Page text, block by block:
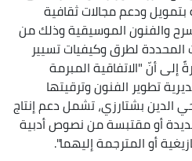
ودعم مجالات ثقافية
والفنون الموسيقية وذلك من
لطرق وكيفيات تسيير
أنّ "الاتفاقية المبرمة
تطوير الفنون وترقيتها
بشتارزي، تشمل دعم إنتاج
أو مقتبسة من نصوص أدبية
أو المترجمة إليهما".